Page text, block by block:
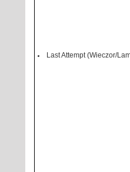
Last Attempt (Wieczor/